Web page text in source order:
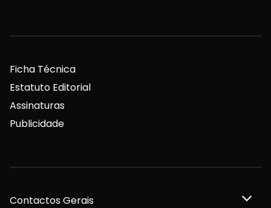
Ficha Técnica
Estatuto Editorial
Assinaturas
Publicidade
Contactos Gerais